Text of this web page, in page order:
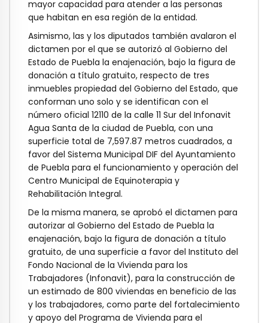
mayor capacidad para atender a las personas
que habitan en esa región de la entidad.
Asimismo, las y los diputados también avalaron el
dictamen por el que se autorizó al Gobierno del
Estado de Puebla la enajenación, bajo la figura de
donación a título gratuito, respecto de tres
inmuebles propiedad del Gobierno del Estado, que
conforman uno solo y se identifican con el
número oficial 12110 de la calle 11 Sur del Infonavit
Agua Santa de la ciudad de Puebla, con una
superficie total de 7,597.87 metros cuadrados, a
favor del Sistema Municipal DIF del Ayuntamiento
de Puebla para el funcionamiento y operación del
Centro Municipal de Equinoterapia y
Rehabilitación Integral.
De la misma manera, se aprobó el dictamen para
autorizar al Gobierno del Estado de Puebla la
enajenación, bajo la figura de donación a título
gratuito, de una superficie a favor del Instituto del
Fondo Nacional de la Vivienda para los
Trabajadores (Infonavit), para la construcción de
un estimado de 800 viviendas en beneficio de las
y los trabajadores, como parte del fortalecimiento
y apoyo del Programa de Vivienda para el